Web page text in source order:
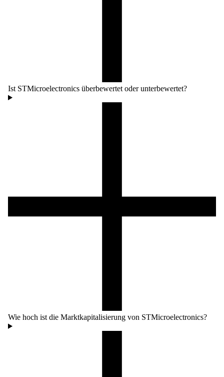
Ist STMicroelectronics überbewertet oder unterbewertet?
Wie hoch ist die Marktkapitalisierung von STMicroelectronics?